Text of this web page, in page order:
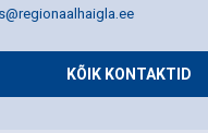
KÕIK KONTAKTID